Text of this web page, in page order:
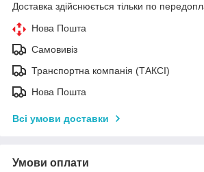
Доставка здійснюється тільки по
Нова Пошта
Самовивіз
Транспортна компанія (ТАКСІ)
Нова Пошта
Всі умови доставки
Умови оплати